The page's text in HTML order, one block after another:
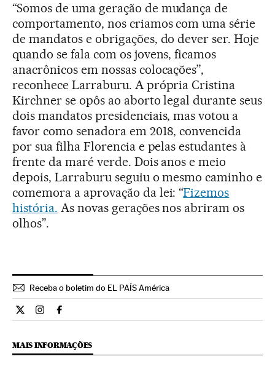
“Somos de uma geração de mudança de
comportamento, nos criamos com uma série
de mandatos e obrigações, do dever ser. Hoje
quando se fala com os jovens, ficamos
anacrônicos em nossas colocações”,
reconhece Larraburu. A própria Cristina
Kirchner se opôs ao aborto legal durante seus
dois mandatos presidenciais, mas votou a
favor como senadora em 2018, convencida
por sua filha Florencia e pelas estudantes à
frente da maré verde. Dois anos e meio
depois, Larraburu seguiu o mesmo caminho e
comemora a aprovação da lei: “Fizemos
história. As novas gerações nos abriram os
olhos”.
Receba o boletim do EL PAÍS América
Internacional El País Brasil en Twitter
Internacional El País Brasil en Instagram
Internacional El País Brasil en Facebook
MAIS INFORMAÇÕES